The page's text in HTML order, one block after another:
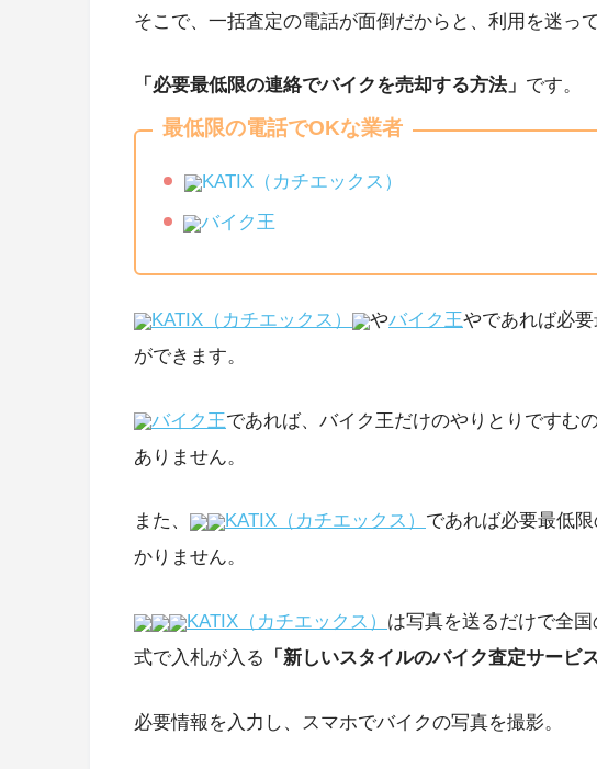
そこで、一括査定の電話が面倒だからと、利用を迷っ
「必要最低限の連絡でバイクを売却する方法」 です。
最低限の電話でOKな業者
KATIX（カチエックス）
バイク王
KATIX（カチエックス） やバイク王やであれば必
ができます。
バイク王であれば、バイク王だけのやりとりですむ
ありません。
また、 KATIX（カチエックス） であれば必要最低
かりません。
KATIX（カチエックス） は写真を送るだけで全
式で入札が入る
「新しいスタイルのバイク査定サービス
必要情報を入力し、スマホでバイクの写真を撮影。